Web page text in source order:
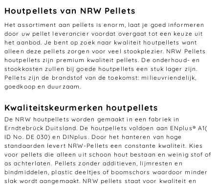
Houtpellets van NRW Pellets
Het assortiment aan pellets is enorm, laat je goed informeren
door uw pellet leverancier voordat overgaat tot een keuze uit
het aanbod. Je bent op zoek naar kwaliteit houtpellets want
alleen deze pellets zorgen voor veel stookplezier. NRW Pellets
houtpellets zijn premium kwaliteit pellets. De onderhoud- en
stookkosten zullen bij goede houtpellets een stuk lager zijn.
Pellets zijn de brandstof van de toekomst: milieuvriendelijk,
goedkoop en duurzaam.
Kwaliteitskeurmerken houtpellets
De NRW houtpellets worden gemaakt in een fabriek in
Erndtebrück Duitsland. De houtpellets voldoen aan ENplus® A1(
ID No. DE 030) en DINplus. Door het hanteren van hoge
standaarden levert NRW-Pellets een constante kwaliteit. Kies
voor pellets die alleen uit schoon hout bestaan en weinig stof of
as achterlaten. Pellets zonder additieven, lijmresten en
bindmiddelen, plastic deeltjes of boomschors waardoor minder
slak wordt aangemaakt. NRW pellets staat voor kwaliteit en